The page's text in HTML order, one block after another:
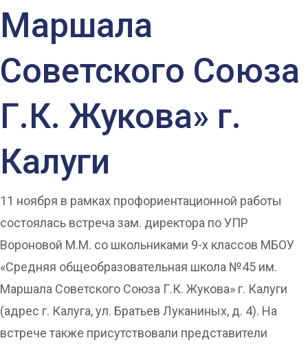
Маршала
Советского Союза
Г.К. Жукова» г.
Калуги
11 ноября в рамках профориентационной работы
состоялась встреча зам. директора по УПР
Вороновой М.М. со школьниками 9-х классов МБОУ
«Средняя общеобразовательная школа №45 им.
Маршала Советского Союза Г.К. Жукова» г. Калуги
(адрес г. Калуга, ул. Братьев Луканиных, д. 4). На
встрече также присутствовали представители